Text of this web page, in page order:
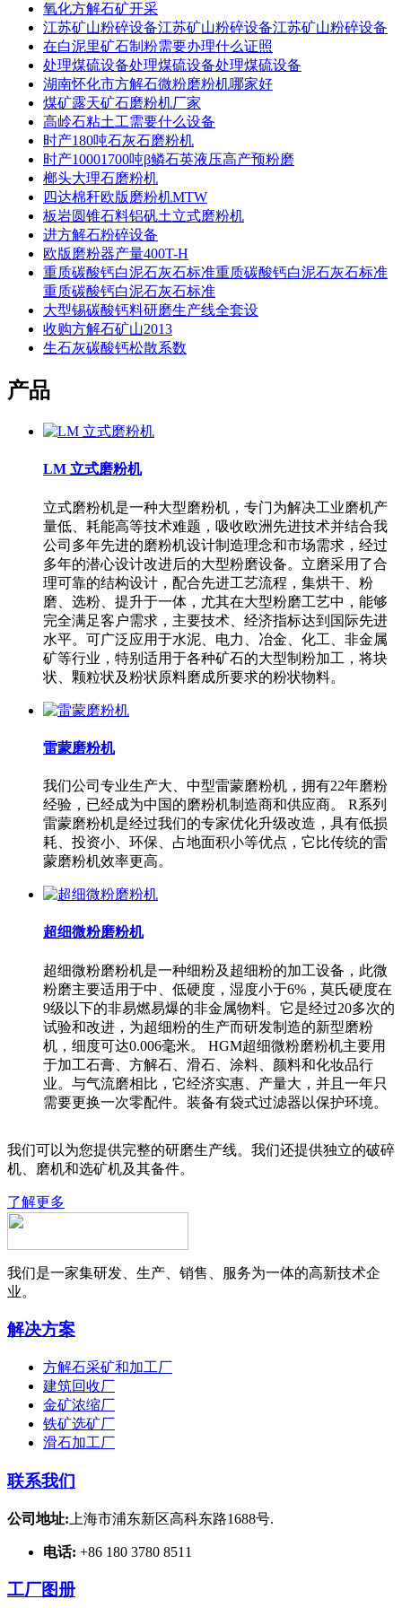
氧化方解石矿开采
江苏矿山粉碎设备江苏矿山粉碎设备江苏矿山粉碎设备
在白泥里矿石制粉需要办理什么证照
处理煤硫设备处理煤硫设备处理煤硫设备
湖南怀化市方解石微粉磨粉机哪家好
煤矿露天矿石磨粉机厂家
高岭石粘土工需要什么设备
时产180吨石灰石磨粉机
时产10001700吨β鳞石英液压高产预粉磨
榔头大理石磨粉机
四达棉秆欧版磨粉机MTW
板岩圆锥石料铝矾土立式磨粉机
进方解石粉碎设备
欧版磨粉器产量400T-H
重质碳酸钙白泥石灰石标准重质碳酸钙白泥石灰石标准
重质碳酸钙白泥石灰石标准
大型锡碳酸钙料研磨生产线全套设
收购方解石矿山2013
生石灰碳酸钙松散系数
产品
LM 立式磨粉机
立式磨粉机是一种大型磨粉机，专门为解决工业磨机产
量低、耗能高等技术难题，吸收欧洲先进技术并结合我
公司多年先进的磨粉机设计制造理念和市场需求，经过
多年的潜心设计改进后的大型粉磨设备。立磨采用了合
理可靠的结构设计，配合先进工艺流程，集烘干、粉
磨、选粉、提升于一体，尤其在大型粉磨工艺中，能够
完全满足客户需求，主要技术、经济指标达到国际先进
水平。可广泛应用于水泥、电力、冶金、化工、非金属
矿等行业，特别适用于各种矿石的大型制粉加工，将块
状、颗粒状及粉状原料磨成所要求的粉状物料。
雷蒙磨粉机
我们公司专业生产大、中型雷蒙磨粉机，拥有22年磨粉
经验，已经成为中国的磨粉机制造商和供应商。 R系列
雷蒙磨粉机是经过我们的专家优化升级改造，具有低损
耗、投资小、环保、占地面积小等优点，它比传统的雷
蒙磨粉机效率更高。
超细微粉磨粉机
超细微粉磨粉机是一种细粉及超细粉的加工设备，此微
粉磨主要适用于中、低硬度，湿度小于6%，莫氏硬度在
9级以下的非易燃易爆的非金属物料。它是经过20多次的
试验和改进，为超细粉的生产而研发制造的新型磨粉
机，细度可达0.006毫米。 HGM超细微粉磨粉机主要用
于加工石膏、方解石、滑石、涂料、颜料和化妆品行
业。与气流磨相比，它经济实惠、产量大，并且一年只
需要更换一次零配件。装备有袋式过滤器以保护环境。
我们可以为您提供完整的研磨生产线。我们还提供独立的破碎
机、磨机和选矿机及其备件。
了解更多
我们是一家集研发、生产、销售、服务为一体的高新技术企
业。
解决方案
方解石采矿和加工厂
建筑回收厂
金矿浓缩厂
铁矿选矿厂
滑石加工厂
联系我们
公司地址: 上海市浦东新区高科东路1688号.
电话: +86 180 3780 8511
工厂图册